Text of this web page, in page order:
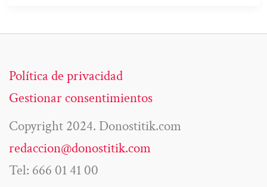
Política de privacidad
Gestionar consentimientos
Copyright 2024. Donostitik.com
redaccion@donostitik.com
Tel: 666 01 41 00